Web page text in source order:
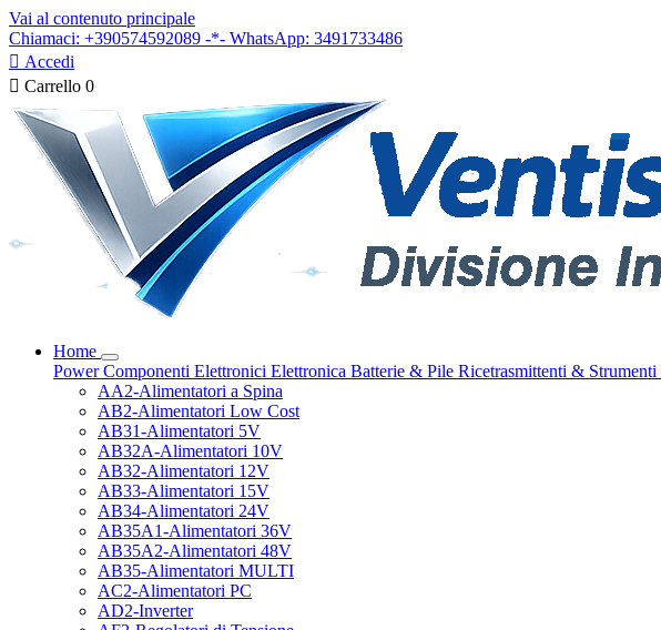
Vai al contenuto principale
Chiamaci: +390574592089 -*- WhatsApp: 3491733486
 Accedi
 Carrello 0
Home
PowerComponenti Elettronici Elettronica Batterie & Pile Ricetrasmittenti & Strumenti
AA2-Alimentatori a Spina
AB2-Alimentatori Low Cost
AB31-Alimentatori 5V
AB32A-Alimentatori 10V
AB32-Alimentatori 12V
AB33-Alimentatori 15V
AB34-Alimentatori 24V
AB35A1-Alimentatori 36V
AB35A2-Alimentatori 48V
AB35-Alimentatori MULTI
AC2-Alimentatori PC
AD2-Inverter